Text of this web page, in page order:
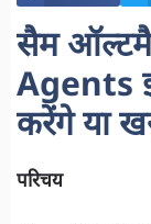
सैम
Agents
करेंगे या
परिचय